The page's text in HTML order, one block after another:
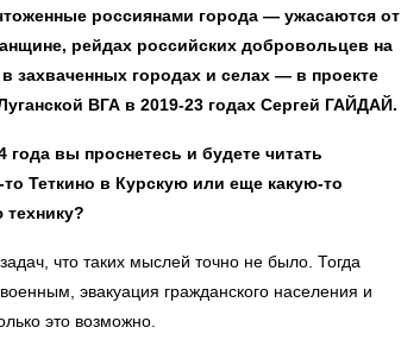
россиянами города — ужасаются от
рейдах российских добровольцев на
захваченных городах и селах — в проекте
ВГА в 2019-23 годах Сергей ГАЙДАЙ.
вы проснетесь и будете читать
Теткино в Курскую или еще какую-то
что таких мыслей точно не было. Тогда
эвакуация гражданского населения и
это возможно.